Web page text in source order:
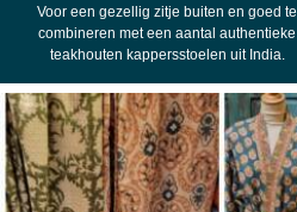
Voor een gezellig zitje buiten en goed te
combineren met een aantal authentieke
teakhouten kappersstoelen uit India.